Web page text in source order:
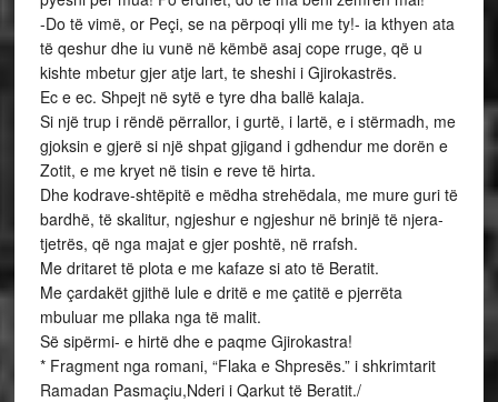
-Do të vimë, or Peçi, se na përpoqi ylli me ty!- ia kthyen ata
të qeshur dhe iu vunë në këmbë asaj cope rruge, që u
kishte mbetur gjer atje lart, te sheshi i Gjirokastrës.
Ec e ec. Shpejt në sytë e tyre dha ballë kalaja.
Si një trup i rëndë përrallor, i gurtë, i lartë, e i stërmadh, me
gjoksin e gjerë si një shpat gjigand i gdhendur me dorën e
Zotit, e me kryet në tisin e reve të hirta.
Dhe kodrave-shtëpitë e mëdha strehëdala, me mure guri të
bardhë, të skalitur, ngjeshur e ngjeshur në brinjë të njera-
tjetrës, që nga majat e gjer poshtë, në rrafsh.
Me dritaret të plota e me kafaze si ato të Beratit.
Me çardakët gjithë lule e dritë e me çatitë e pjerrëta
mbuluar me pllaka nga të malit.
Së sipërmi- e hirtë dhe e paqme Gjirokastra!
* Fragment nga romani, “Flaka e Shpresës.” i shkrimtarit
Ramadan Pasmaçiu,Nderi i Qarkut të Beratit./